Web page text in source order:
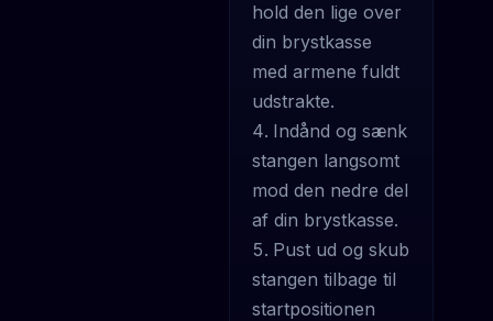
hold den lige over
din brystkasse
med armene fuldt
udstrakte.
Indånd og sænk
stangen langsomt
mod den nedre del
af din brystkasse.
Pust ud og skub
stangen tilbage til
startpositionen